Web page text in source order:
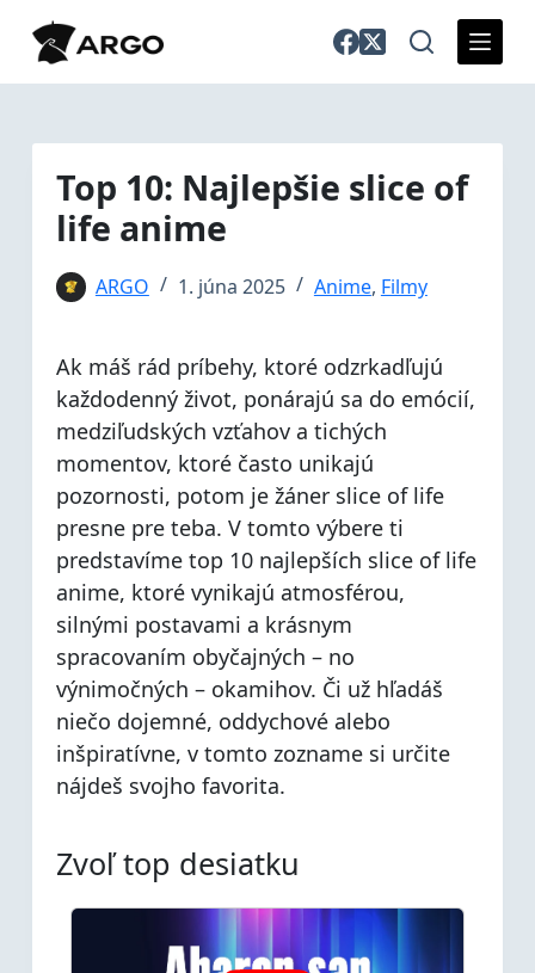
S
i
Top 10: Najlepšie slice of
life anime
ARGO 1. júna 2025 Anime, Filmy
Ak máš rád príbehy, ktoré odzrkadľujú
každodenný život, ponárajú sa do emócií,
medziľudských vzťahov a tichých
momentov, ktoré často unikajú
pozornosti, potom je žáner slice of life
presne pre teba. V tomto výbere ti
predstavíme top 10 najlepších slice of life
anime, ktoré vynikajú atmosférou,
silnými postavami a krásnym
spracovaním obyčajných – no
výnimočných – okamihov. Či už hľadáš
niečo dojemné, oddychové alebo
inšpiratívne, v tomto zozname si určite
nájdeš svojho favorita.
Zvoľ top desiatku